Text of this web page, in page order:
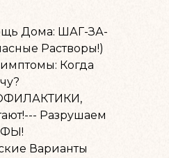
Дома: ШАГ-ЗА-
Растворы!)
Когда
Разрушаем
Варианты